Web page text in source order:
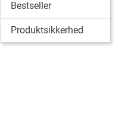
Bestseller
Produktsikkerhed